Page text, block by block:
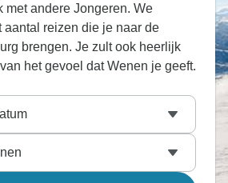
met andere Jongeren. We
aantal reizen die je naar de
brengen. Je zult ook heerlijk
het gevoel dat Wenen je geeft.